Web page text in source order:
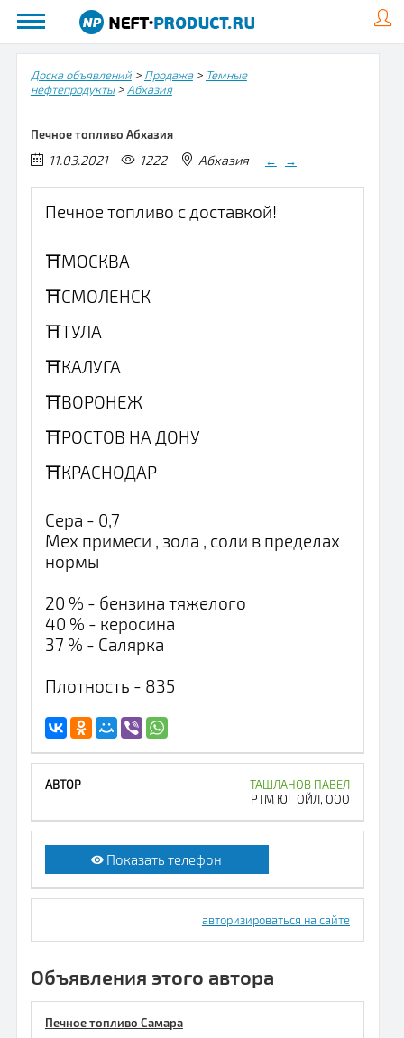
Доска объявлений> Продажа> Темные
нефтепродукты> Абхазия
Печное топливо Абхазия
11.03.2021 1222 Абхазия ← →
Печное топливо с доставкой!
⛩МОСКВА
⛩СМОЛЕНСК
⛩ТУЛА
⛩КАЛУГА
⛩ВОРОНЕЖ
⛩РОСТОВ НА ДОНУ
⛩КРАСНОДАР
Сера - 0,7
Мех примеси , зола , соли в пределах
нормы
20 % - бензина тяжелого
40 % - керосина
37 % - Салярка
Плотность - 835
ТАШЛАНОВ ПАВЕЛ
РТМ ЮГ ОЙЛ, ООО
Показать телефон
авторизироваться на сайте
Объявления этого автора
Печное топливо Самара